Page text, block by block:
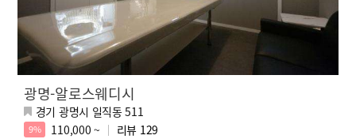
광명-알로스웨디시
경기 광명시 일직동 511
9% 110,000 ~ 리뷰 129